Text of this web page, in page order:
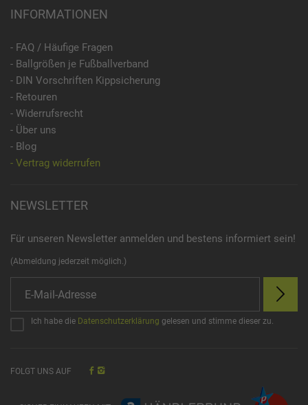
INFORMATIONEN
- FAQ / Häufige Fragen
- Ballgrößen je Fußballverband
- DIN Vorschriften Kippsicherung
- Retouren
- Widerrufsrecht
- Über uns
- Blog
- Vertrag widerrufen
NEWSLETTER
Für unseren Newsletter anmelden und bestens informiert sein!
(Abmeldung jederzeit möglich.)
Ich habe die Datenschutzerklärung gelesen und stimme dieser zu.
FOLGT UNS AUF